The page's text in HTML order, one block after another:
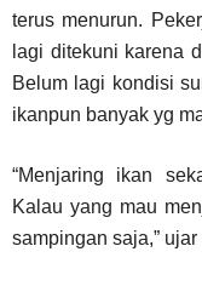
terus menurun.
lagi ditekuni karena
Belum lagi kondisi
ikanpun banyak yg
“Menjaring ikan
Kalau yang mau
sampingan saja,”